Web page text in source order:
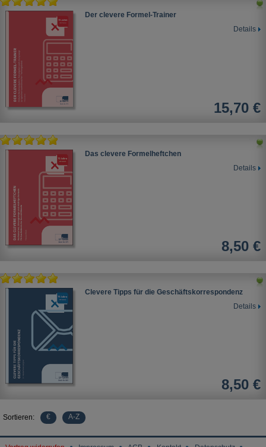
Der clevere Formel-Trainer
Details
15,70 €
Das clevere Formelheftchen
Details
8,50 €
Clevere Tipps für die Geschäftskorrespondenz
Details
8,50 €
Sortieren: € A-Z